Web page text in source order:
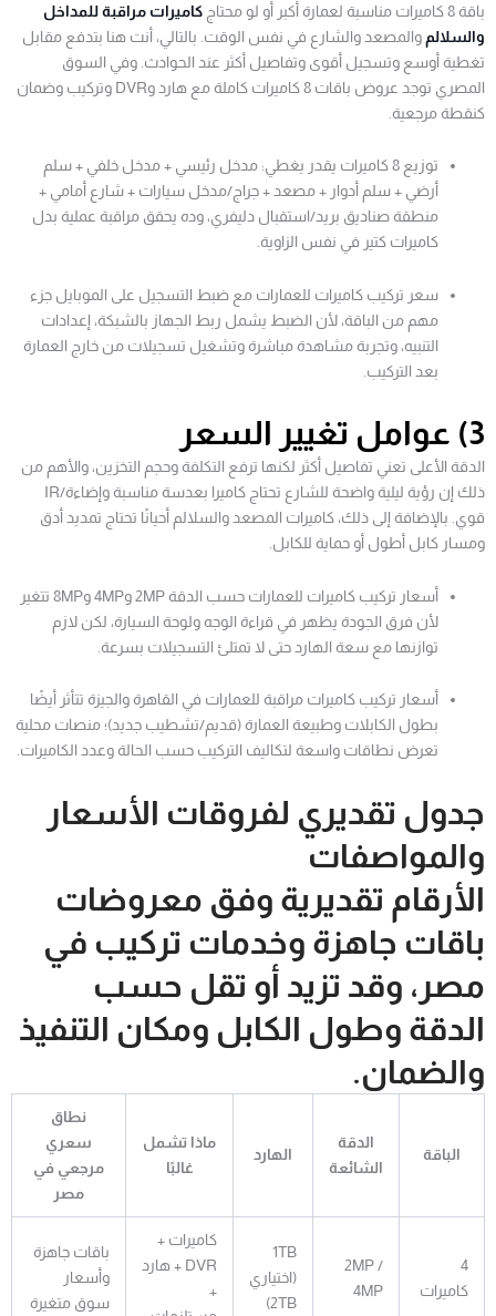
باقة 8 كاميرات مناسبة لعمارة أكبر أو لو محتاج
كاميرات مراقبة للمداخل
والسلالم والمصعد والشارع في نفس الوقت. بالتالي، أنت هنا بتدفع مقابل
تغطية أوسع وتسجيل أقوى وتفاصيل أكثر عند الحوادث. وفي السوق
المصري توجد عروض باقات 8 كاميرات كاملة مع هارد وDVR وتركيب وضمان
كنقطة مرجعية.
توزيع 8 كاميرات يقدر يغطي: مدخل رئيسي + مدخل خلفي + سلم
أرضي + سلم أدوار + مصعد + جراج/مدخل سيارات + شارع أمامي +
منطقة صناديق بريد/استقبال دليفري، وده يحقق مراقبة عملية بدل
كاميرات كتير في نفس الزاوية.
سعر تركيب كاميرات للعمارات مع ضبط التسجيل على الموبايل جزء
مهم من الباقة، لأن الضبط يشمل ربط الجهاز بالشبكة، إعدادات
التنبيه، وتجربة مشاهدة مباشرة وتشغيل تسجيلات من خارج العمارة
بعد التركيب.
3) عوامل تغيير السعر
الدقة الأعلى تعني تفاصيل أكثر لكنها ترفع التكلفة وحجم التخزين، والأهم من
ذلك إن رؤية ليلية واضحة للشارع تحتاج كاميرا بعدسة مناسبة وإضاءة/IR
قوي. بالإضافة إلى ذلك، كاميرات المصعد والسلالم أحيانًا تحتاج تمديد أدق
ومسار كابل أطول أو حماية للكابل.
أسعار تركيب كاميرات للعمارات حسب الدقة 2MP و4MP و8MP تتغير
لأن فرق الجودة يظهر في قراءة الوجه ولوحة السيارة، لكن لازم
توازنها مع سعة الهارد حتى لا تمتلئ التسجيلات بسرعة.
أسعار تركيب كاميرات مراقبة للعمارات في القاهرة والجيزة تتأثر أيضًا
بطول الكابلات وطبيعة العمارة (قديم/تشطيب جديد)؛ منصات محلية
تعرض نطاقات واسعة لتكاليف التركيب حسب الحالة وعدد الكاميرات.
جدول تقديري لفروقات الأسعار
والمواصفات
الأرقام تقديرية وفق معروضات
باقات جاهزة وخدمات تركيب في
مصر، وقد تزيد أو تقل حسب
الدقة وطول الكابل ومكان التنفيذ
والضمان.
الباقة
الدقة
الشائعة
الهارد
ماذا تشمل
غالبًا
نطاق
سعري
مرجعي في
مصر
4
كاميرات
2MP /
4MP
1TB
(اختياري
2TB)
كاميرات +
DVR + هارد
+
باقات جاهزة
وأسعار
سوق متغيرة